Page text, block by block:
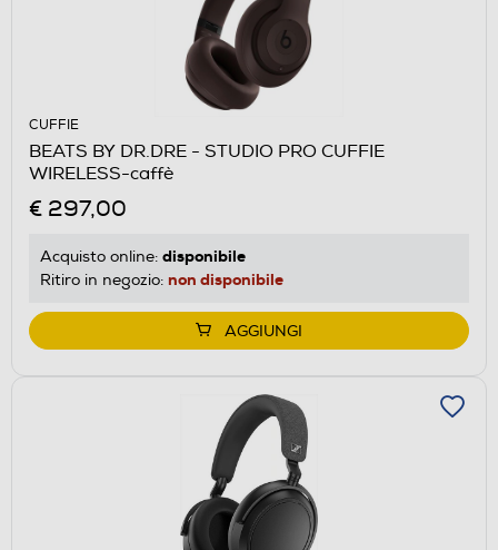
CUFFIE
BEATS BY DR.DRE - STUDIO PRO CUFFIE
WIRELESS-caffè
€ 297,00
Acquisto online: disponibile
Ritiro in negozio: non disponibile
AGGIUNGI